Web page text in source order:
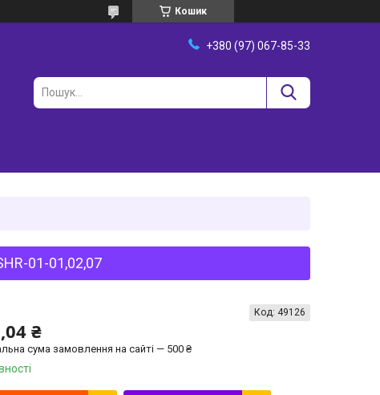
Кошик
+380 (97) 067-85-33
01-01,02,07
₴
сума замовлення на сайті — 500 ₴
Код: 49126